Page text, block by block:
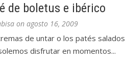
de boletus e ibérico
on agosto 16, 2009
de untar o los patés salados
disfrutar en momentos...